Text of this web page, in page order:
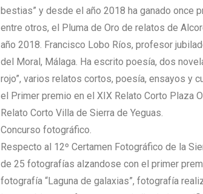
bestias” y desde el año 2018 ha ganado once
entre otros, el Pluma de Oro de relatos de
año 2018. Francisco Lobo Ríos, profesor
del Moral, Málaga. Ha escrito poesía, dos
rojo”, varios relatos cortos, poesía, ensayos y
el Primer premio en el XIX Relato Corto Plaza
Relato Corto Villa de Sierra de Yeguas.
Concurso fotográfico.
Respecto al 12º Certamen Fotográfico de la
de 25 fotografías alzandose con el primer
fotografía “Laguna de galaxias”, fotografía